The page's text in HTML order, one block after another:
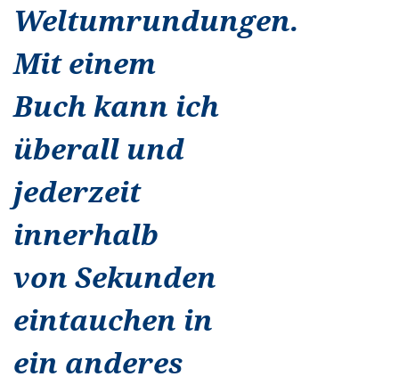
Weltumrundungen.
Mit einem
Buch kann ich
überall und
jederzeit
innerhalb
von Sekunden
eintauchen in
ein anderes